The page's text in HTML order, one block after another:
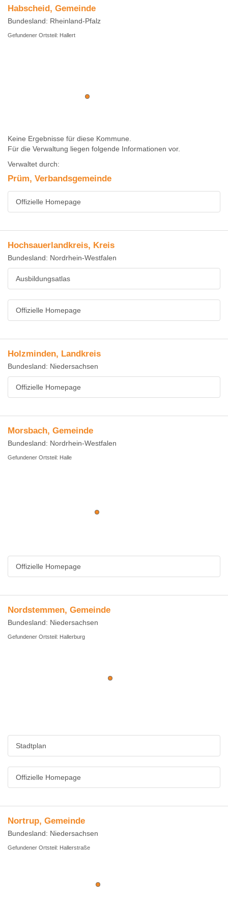
Habscheid, Gemeinde
Bundesland: Rheinland-Pfalz
Gefundener Ortsteil: Hallert
Keine Ergebnisse für diese Kommune.
Für die Verwaltung liegen folgende Informationen vor.
Verwaltet durch:
Prüm, Verbandsgemeinde
Offizielle Homepage
Hochsauerlandkreis, Kreis
Bundesland: Nordrhein-Westfalen
Ausbildungsatlas
Offizielle Homepage
Holzminden, Landkreis
Bundesland: Niedersachsen
Offizielle Homepage
Morsbach, Gemeinde
Bundesland: Nordrhein-Westfalen
Gefundener Ortsteil: Halle
Offizielle Homepage
Nordstemmen, Gemeinde
Bundesland: Niedersachsen
Gefundener Ortsteil: Hallerburg
Stadtplan
Offizielle Homepage
Nortrup, Gemeinde
Bundesland: Niedersachsen
Gefundener Ortsteil: Hallerstraße